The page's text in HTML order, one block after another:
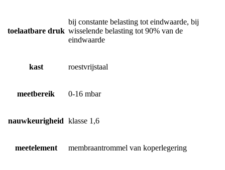
toelaatbare druk
bij constante belasting tot eindwaarde, bij
wisselende belasting tot 90% van de
eindwaarde
kast roestvrijstaal
meetbereik 0-16 mbar
nauwkeurigheid klasse 1,6
meetelement membraantrommel van koperlegering